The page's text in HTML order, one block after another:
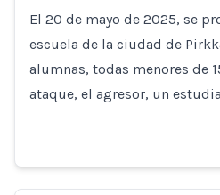
El 20 de mayo de 2025, se
escuela de la ciudad de
alumnas, todas menores de
ataque, el agresor, un